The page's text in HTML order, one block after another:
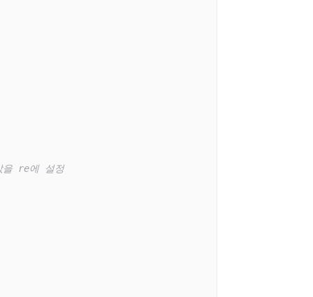
re에 설정